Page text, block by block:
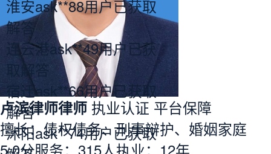
淮安ask**88用户已获取
解答
连云港ask**49用户已获
取解答
宿迁ask**66用户已获取
解答
沭阳ask**74用户已获取
卢滨律师律师 执业认证 平台保障
擅长：债权债务、刑事辩护、婚姻家庭
5.0分服务： 315人执业： 12年